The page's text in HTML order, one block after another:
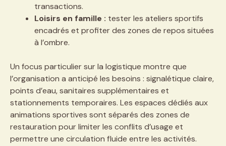
transactions.
Loisirs en famille : tester les ateliers sportifs
encadrés et profiter des zones de repos situées
à l’ombre.
Un focus particulier sur la logistique montre que
l’organisation a anticipé les besoins : signalétique claire,
points d’eau, sanitaires supplémentaires et
stationnements temporaires. Les espaces dédiés aux
animations sportives sont séparés des zones de
restauration pour limiter les conflits d’usage et
permettre une circulation fluide entre les activités.